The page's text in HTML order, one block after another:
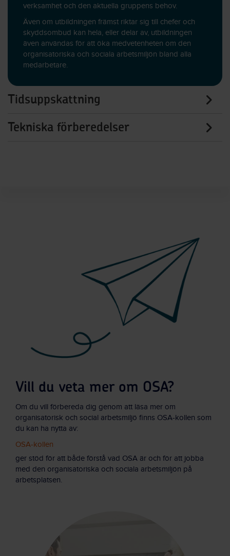
verksamhet och den aktuella gruppens behov.
Även om utbildningen främst riktar sig till chefer och
skyddsombud kan hela, eller delar av, utbildningen
även användas för att öka medvetenheten om den
organisatoriska och sociala arbetsmiljön bland alla
medarbetare.
Tidsuppskattning
Tekniska förberedelser
Vill du veta mer om OSA?
Om du vill förbereda dig genom att läsa mer om
organisatorisk och social arbetsmiljö finns OSA-kollen som
du kan ha nytta av:
OSA-kollen
ger stöd för att både förstå vad OSA är och för att jobba
med den organisatoriska och sociala arbetsmiljön på
arbetsplatsen.